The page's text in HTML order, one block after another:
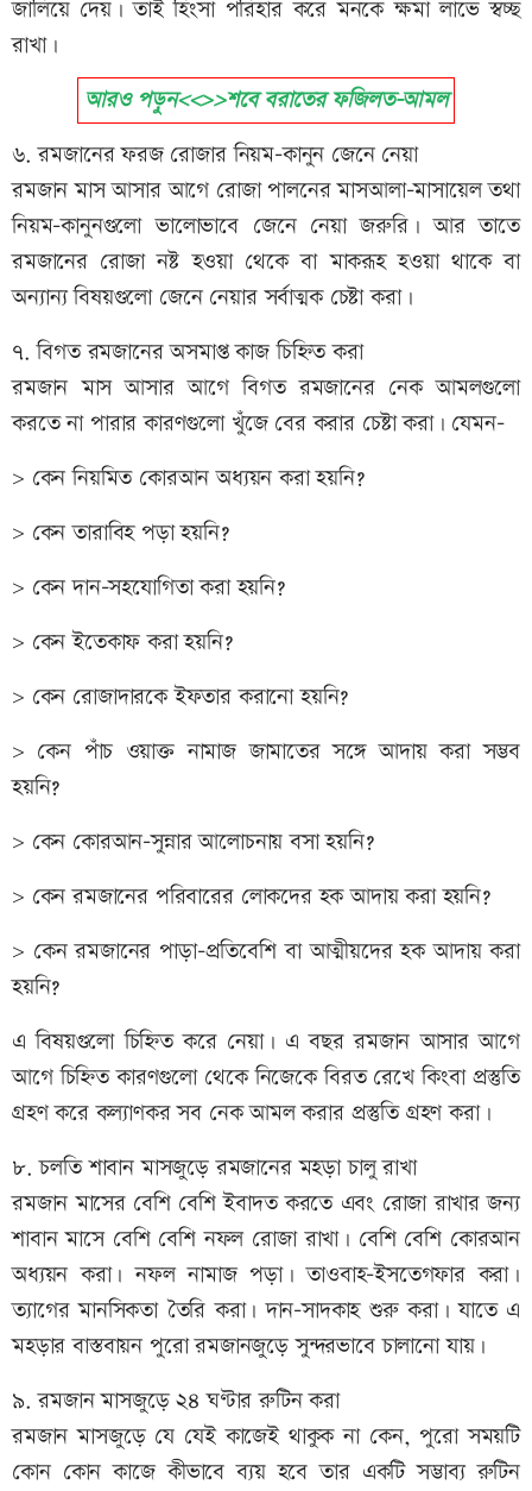
জালিয়ে দেয়। তাই হিংসা পরিহার করে মনকে ক্ষমা লাভে স্বচ্ছ
রাখা।
আরও পড়ুন<<>>শবে বরাতের ফজিলত-আমল
৬. রমজানের ফরজ রোজার নিয়ম-কানুন জেনে নেয়া
রমজান মাস আসার আগে রোজা পালনের মাসআলা-মাসায়েল তথা
নিয়ম-কানুনগুলো ভালোভাবে জেনে নেয়া জরুরি। আর তাতে
রমজানের রোজা নষ্ট হওয়া থেকে বা মাকরূহ হওয়া থাকে বা
অন্যান্য বিষয়গুলো জেনে নেয়ার সর্বাত্মক চেষ্টা করা।
৭. বিগত রমজানের অসমাপ্ত কাজ চিহ্নিত করা
রমজান মাস আসার আগে বিগত রমজানের নেক আমলগুলো
করতে না পারার কারণগুলো খুঁজে বের করার চেষ্টা করা। যেমন-
> কেন নিয়মিত কোরআন অধ্যয়ন করা হয়নি?
> কেন তারাবিহ পড়া হয়নি?
> কেন দান-সহযোগিতা করা হয়নি?
> কেন ইতেকাফ করা হয়নি?
> কেন রোজাদারকে ইফতার করানো হয়নি?
> কেন পাঁচ ওয়াক্ত নামাজ জামাতের সঙ্গে আদায় করা সম্ভব
হয়নি?
> কেন কোরআন-সুন্নার আলোচনায় বসা হয়নি?
> কেন রমজানের পরিবারের লোকদের হক আদায় করা হয়নি?
> কেন রমজানের পাড়া-প্রতিবেশি বা আত্মীয়দের হক আদায় করা
হয়নি?
এ বিষয়গুলো চিহ্নিত করে নেয়া। এ বছর রমজান আসার আগে
আগে চিহ্নিত কারণগুলো থেকে নিজেকে বিরত রেখে কিংবা প্রস্তুতি
গ্রহণ করে কল্যাণকর সব নেক আমল করার প্রস্তুতি গ্রহণ করা।
৮. চলতি শাবান মাসজুড়ে রমজানের মহড়া চালু রাখা
রমজান মাসের বেশি বেশি ইবাদত করতে এবং রোজা রাখার জন্য
শাবান মাসে বেশি বেশি নফল রোজা রাখা। বেশি বেশি কোরআন
অধ্যয়ন করা। নফল নামাজ পড়া। তাওবাহ-ইসতেগফার করা।
ত্যাগের মানসিকতা তৈরি করা। দান-সাদকাহ শুরু করা। যাতে এ
মহড়ার বাস্তবায়ন পুরো রমজানজুড়ে সুন্দরভাবে চালানো যায়।
৯. রমজান মাসজুড়ে ২৪ ঘণ্টার রুটিন করা
রমজান মাসজুড়ে যে যেই কাজেই থাকুক না কেন, পুরো সময়টি
কোন কোন কাজে কীভাবে ব্যয় হবে তার একটি সম্ভাব্য রুটিন